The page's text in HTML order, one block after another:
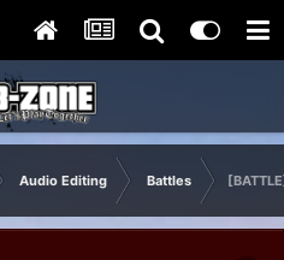
Audio Editing Battles